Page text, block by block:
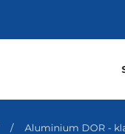
/ Aluminium DOR -